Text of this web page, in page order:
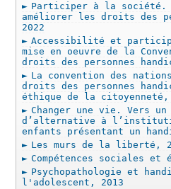
Participer à la société.
améliorer les droits des
2022
Accessibilité et
mise en oeuvre de la
droits des personnes
La convention des
droits des personnes
éthique de la citoyenneté,
Changer une vie. Vers un
d’alternative à
enfants présentant un
Les murs de la liberté,
Compétences sociales et
Psychopathologie et
l'adolescent, 2013